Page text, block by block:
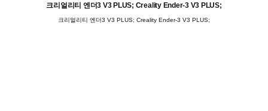
크리얼리티 엔더3 V3 PLUS; Creality Ender-3 V3 PLUS;
크리얼리티 엔더3 V3 PLUS; Creality Ender-3 V3 PLUS;